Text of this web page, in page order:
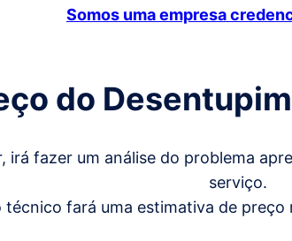
Somos uma empresa
do
fazer um análise do problema
serviço.
fará uma estimativa de